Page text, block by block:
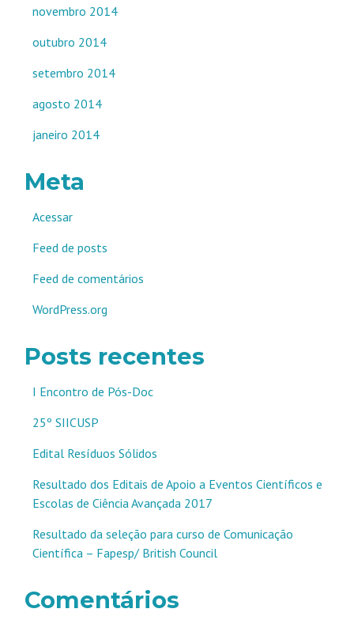
novembro 2014
outubro 2014
setembro 2014
agosto 2014
janeiro 2014
Meta
Acessar
Feed de posts
Feed de comentários
WordPress.org
Posts recentes
I Encontro de Pós-Doc
25º SIICUSP
Edital Resíduos Sólidos
Resultado dos Editais de Apoio a Eventos Científicos e
Escolas de Ciência Avançada 2017
Resultado da seleção para curso de Comunicação
Científica – Fapesp/ British Council
Comentários